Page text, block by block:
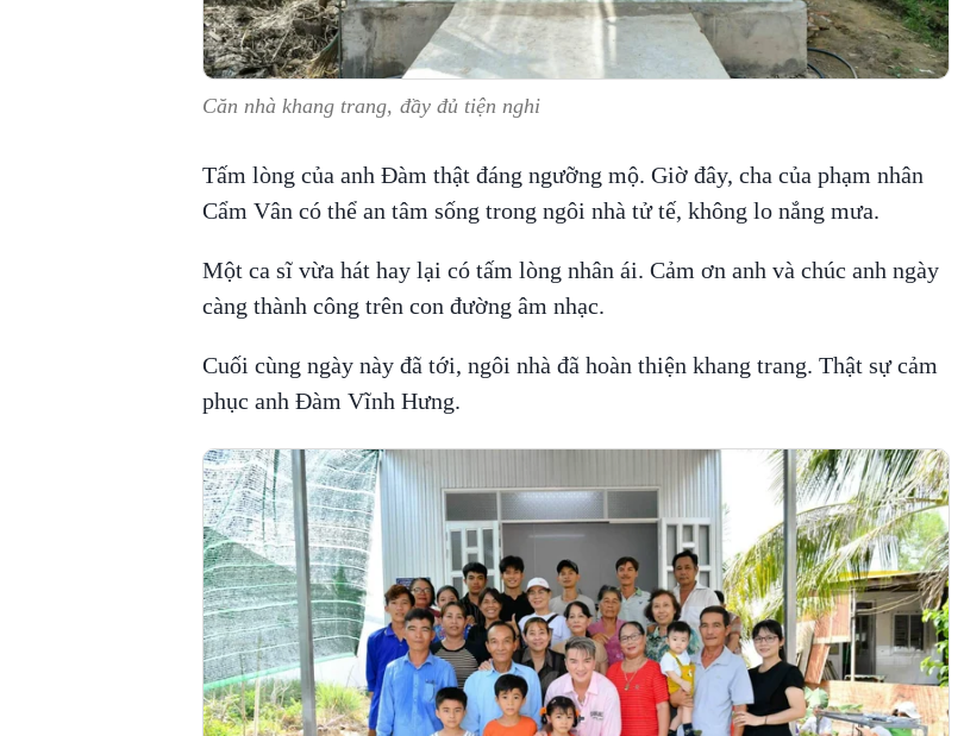
Căn nhà khang trang, đầy đủ tiện nghi
Tấm lòng của anh Đàm thật đáng ngưỡng mộ. Giờ đây, cha của phạm nhân
Cẩm Vân có thể an tâm sống trong ngôi nhà tử tế, không lo nắng mưa.
Một ca sĩ vừa hát hay lại có tấm lòng nhân ái. Cảm ơn anh và chúc anh ngày
càng thành công trên con đường âm nhạc.
Cuối cùng ngày này đã tới, ngôi nhà đã hoàn thiện khang trang. Thật sự cảm
phục anh Đàm Vĩnh Hưng.